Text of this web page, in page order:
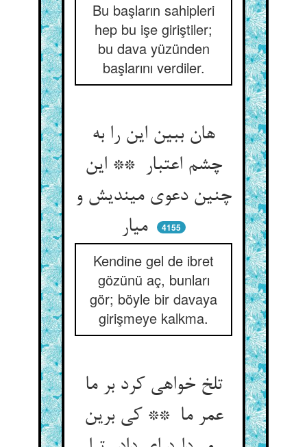
Bu başların sahipleri
hep bu işe giriştiler;
bu dava yüzünden
başlarını verdiler.
هان ببین این را به
چشم اعتبار ** این
چنین دعوی میندیش و
میار
4155
Kendine gel de ibret
gözünü aç, bunları
gör; böyle bir davaya
girişmeye kalkma.
تلخ خواهی کرد بر ما
عمر ما ** کی برین